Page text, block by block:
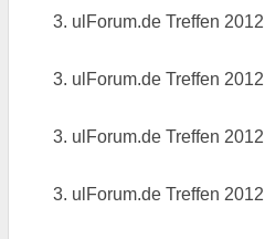
3. ulForum.de Treffen
3. ulForum.de Treffen 2012
3. ulForum.de Treffen 2012
3. ulForum.de Treffen